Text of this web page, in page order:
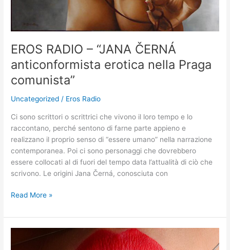
EROS RADIO – “JANA ČERNÁ
anticonformista erotica nella Praga
comunista”
Uncategorized / Eros Radio
Ci sono scrittori o scrittrici che vivono il loro tempo e lo
raccontano, perché sentono di farne parte appieno e
realizzano il proprio senso di “essere umano” nella narrazione
contemporanea. Poi ci sono personaggi che dovrebbero
essere collocati al di fuori del tempo data l’attualità di ciò che
scrivono. Le origini Jana Černá, conosciuta con
Read More »